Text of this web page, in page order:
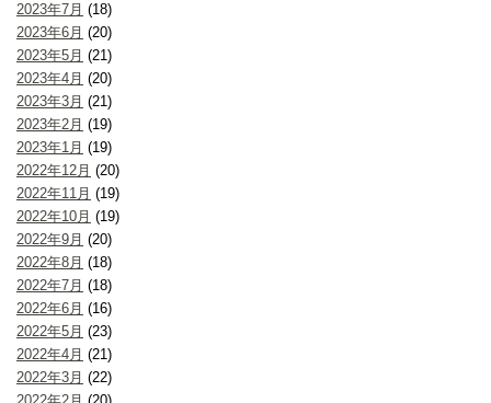
2023年7月 (18)
2023年6月 (20)
2023年5月 (21)
2023年4月 (20)
2023年3月 (21)
2023年2月 (19)
2023年1月 (19)
2022年12月 (20)
2022年11月 (19)
2022年10月 (19)
2022年9月 (20)
2022年8月 (18)
2022年7月 (18)
2022年6月 (16)
2022年5月 (23)
2022年4月 (21)
2022年3月 (22)